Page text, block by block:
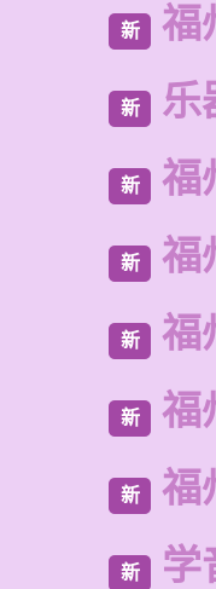
新 福
新 乐
新 福
新 福
新 福
新 福
新 福
新 学